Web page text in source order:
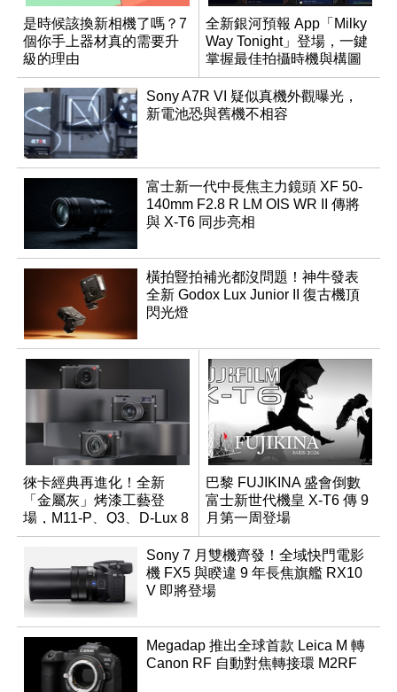
是時候該換新相機了嗎？7
個你手上器材真的需要升
級的理由
全新銀河預報 App「Milky
Way Tonight」登場，一鍵
掌握最佳拍攝時機與構圖
Sony A7R VI 疑似真機外觀曝光，
新電池恐與舊機不相容
富士新一代中長焦主力鏡頭 XF 50-
140mm F2.8 R LM OIS WR II 傳將
與 X-T6 同步亮相
橫拍豎拍補光都沒問題！神牛發表
全新 Godox Lux Junior II 復古機頂
閃光燈
徠卡經典再進化！全新
「金屬灰」烤漆工藝登
場，M11-P、Q3、D-Lux 8
領銜換裝
巴黎 FUJIKINA 盛會倒數
富士新世代機皇 X-T6 傳 9
月第一周登場
Sony 7 月雙機齊發！全域快門電影
機 FX5 與睽違 9 年長焦旗艦 RX10
V 即將登場
Megadap 推出全球首款 Leica M 轉
Canon RF 自動對焦轉接環 M2RF